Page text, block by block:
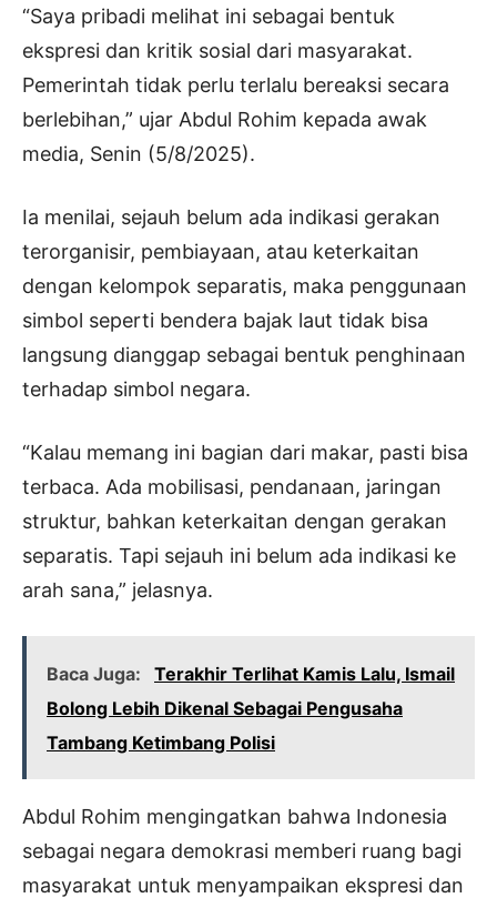
“Saya pribadi melihat ini sebagai bentuk
ekspresi dan kritik sosial dari masyarakat.
Pemerintah tidak perlu terlalu bereaksi secara
berlebihan,” ujar Abdul Rohim kepada awak
media, Senin (5/8/2025).
Ia menilai, sejauh belum ada indikasi gerakan
terorganisir, pembiayaan, atau keterkaitan
dengan kelompok separatis, maka penggunaan
simbol seperti bendera bajak laut tidak bisa
langsung dianggap sebagai bentuk penghinaan
terhadap simbol negara.
“Kalau memang ini bagian dari makar, pasti bisa
terbaca. Ada mobilisasi, pendanaan, jaringan
struktur, bahkan keterkaitan dengan gerakan
separatis. Tapi sejauh ini belum ada indikasi ke
arah sana,” jelasnya.
Baca Juga:
Terakhir Terlihat Kamis Lalu, Ismail
Bolong Lebih Dikenal Sebagai Pengusaha
Tambang Ketimbang Polisi
Abdul Rohim mengingatkan bahwa Indonesia
sebagai negara demokrasi memberi ruang bagi
masyarakat untuk menyampaikan ekspresi dan